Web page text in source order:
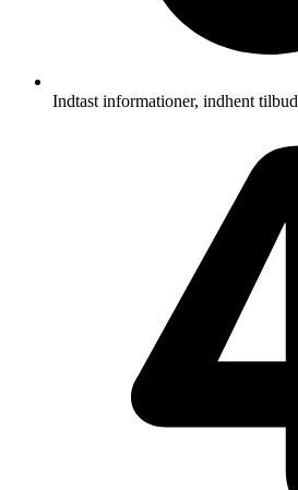
Indtast informationer, indhent tilbud